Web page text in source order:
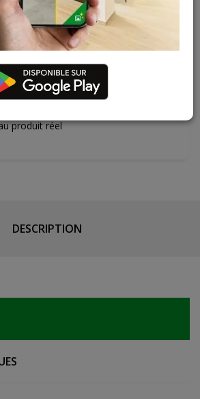
Hors stock
Menuiserie pour obtenir le temps de
pour ce produit
produit réel
DESCRIPTION